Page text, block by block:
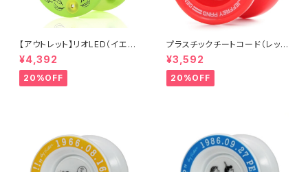
【アウトレット】リオLED（イエロ
ー）
¥4,392
20%OFF
プラスチックチートコード（レッ
ド）
¥3,592
20%OFF